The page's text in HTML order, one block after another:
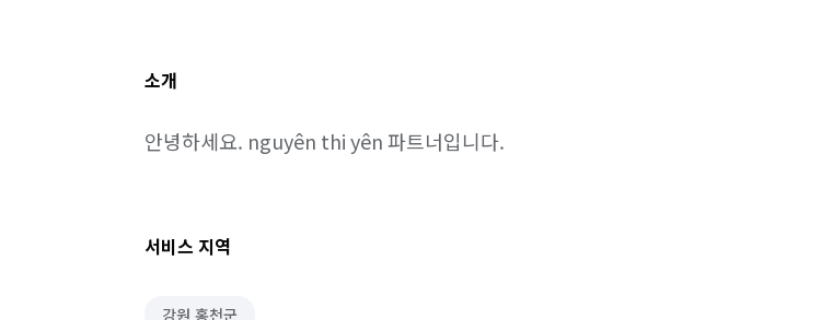
소개
안녕하세요. nguyên thi yên 파트너입니다.
서비스 지역
강원 홍천군